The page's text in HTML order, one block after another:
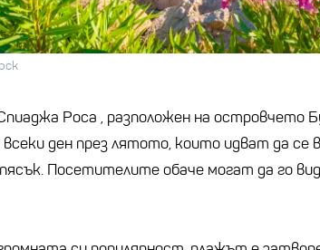
Роса , разположен на островчето
ден през лятото, които идват да се
Посетителите обаче могат да го